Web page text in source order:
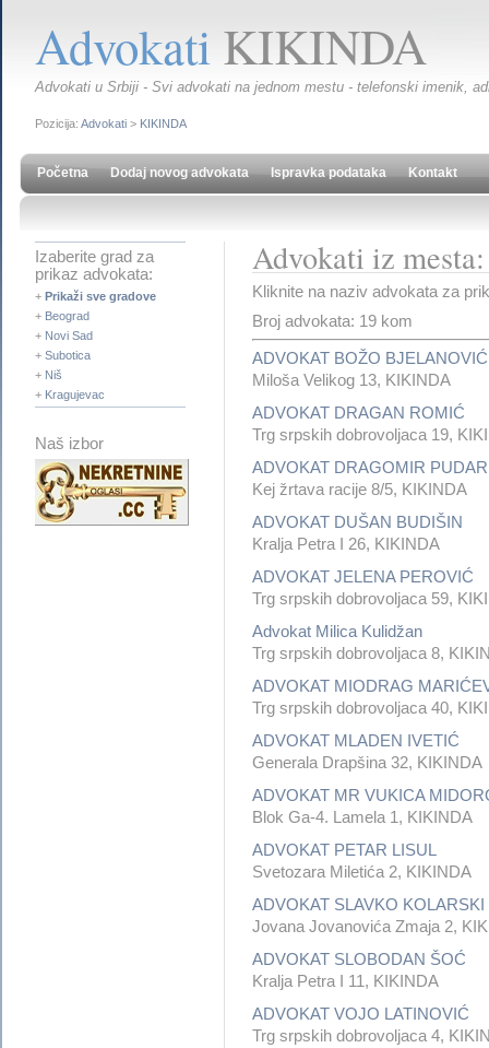
Advokati KIKINDA
Advokati u Srbiji - Svi advokati na jednom mestu - telefonski imenik,
Pozicija: Advokati > KIKINDA
Početna Dodaj novog advokata Ispravka podataka Kontakt
Izaberite grad za
prikaz advokata:
+ Prikaži sve gradove
+ Beograd
+ Novi Sad
+ Subotica
+ Niš
+ Kragujevac
Naš izbor
Advokati iz
Kliknite na naziv advokata za
Broj advokata: 19 kom
ADVOKAT BOŽO BJELANOVIĆ
Miloša Velikog 13, KIKINDA
ADVOKAT DRAGAN ROMIĆ
Trg srpskih dobrovoljaca 19,
ADVOKAT DRAGOMIR PUDAR
Kej žrtava racije 8/5, KIKINDA
ADVOKAT DUŠAN BUDIŠIN
Kralja Petra I 26, KIKINDA
ADVOKAT JELENA PEROVIĆ
Trg srpskih dobrovoljaca 59,
Advokat Milica Kulidžan
Trg srpskih dobrovoljaca 8,
ADVOKAT MIODRAG
Trg srpskih dobrovoljaca 40,
ADVOKAT MLADEN IVETIĆ
Generala Drapšina 32, KIKINDA
ADVOKAT MR VUKICA
Blok Ga-4. Lamela 1, KIKINDA
ADVOKAT PETAR LISUL
Svetozara Miletića 2, KIKINDA
ADVOKAT SLAVKO KOLARSKI
Jovana Jovanovića Zmaja 2,
ADVOKAT SLOBODAN ŠOĆ
Kralja Petra I 11, KIKINDA
ADVOKAT VOJO LATINOVIĆ
Trg srpskih dobrovoljaca 4,